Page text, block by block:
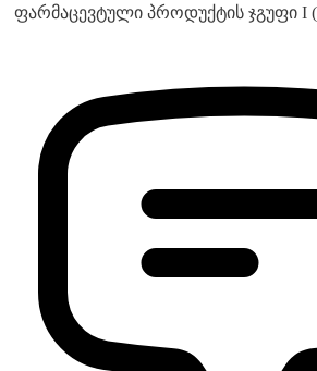
ფარმაცევტული პროდუქტის ჯგუფი I